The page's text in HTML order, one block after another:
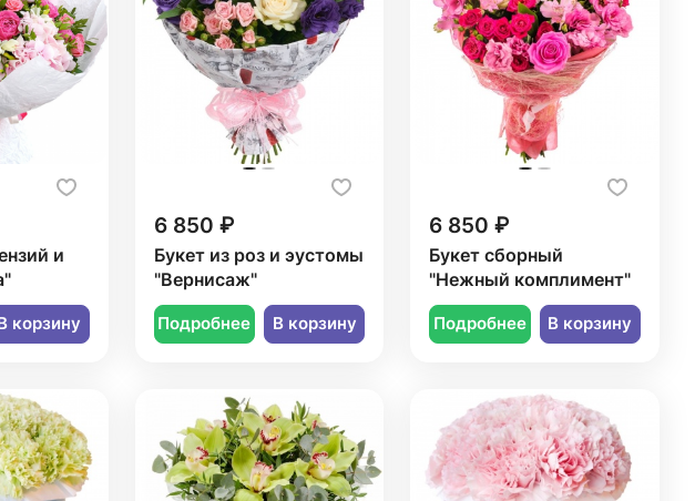
и
корзину
6 850 ₽
Букет из роз и эустомы
"Вернисаж"
Подробнее В корзину
6 850 ₽
Букет сборный
"Нежный комплимент"
Подробнее В корзину